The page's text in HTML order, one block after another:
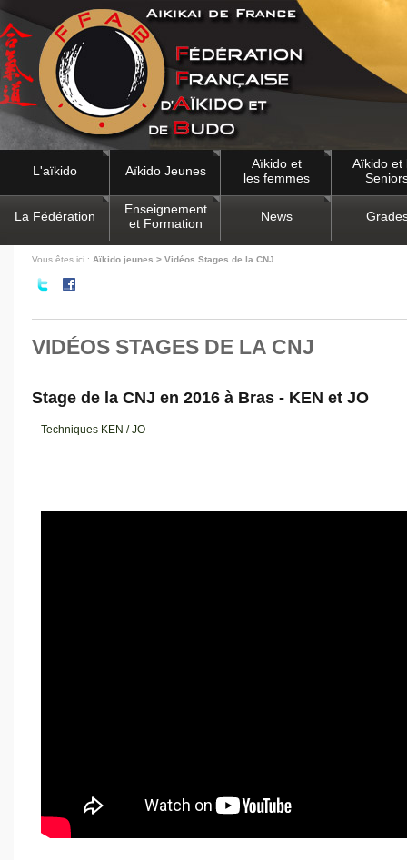
L'aïkido Aïkido Jeunes
Aïkido et
les femmes
Aïkido et
La Fédération
Enseignement
et Formation
News
Vous êtes ici : Aïkido jeunes > Vidéos Stages de la CNJ
VIDÉOS STAGES DE LA CNJ
Stage de la CNJ en 2016 à Bras - KEN et JO
Techniques KEN / JO